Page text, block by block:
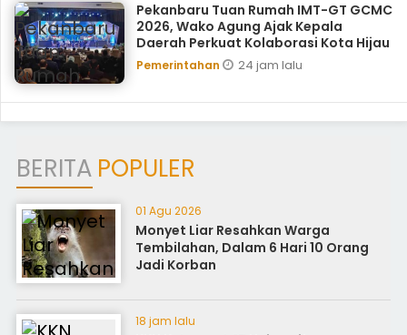
Pekanbaru Tuan Rumah IMT-GT GCMC
2026, Wako Agung Ajak Kepala
Daerah Perkuat Kolaborasi Kota Hijau
Pemerintahan 24 jam lalu
BERITA POPULER
01 Agu 2026
Monyet Liar Resahkan Warga
Tembilahan, Dalam 6 Hari 10 Orang
Jadi Korban
18 jam lalu